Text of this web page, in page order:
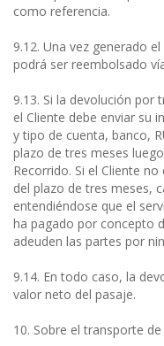
como referencia.
9.12. Una vez generado
podrá ser reembolsado
9.13. Si la devolución por
el Cliente debe enviar su
y tipo de cuenta, banco,
plazo de tres meses
Recorrido. Si el Cliente
del plazo de tres meses,
entendiéndose que el
ha pagado por concepto
adeuden las partes por
9.14. En todo caso, la
valor neto del pasaje.
10. Sobre el transporte